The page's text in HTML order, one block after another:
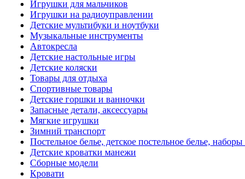
Игрушки для мальчиков
Игрушки на радиоуправлении
Детские мультибуки и ноутбуки
Музыкальные инструменты
Автокресла
Детские настольные игры
Детские коляски
Товары для отдыха
Спортивные товары
Детские горшки и ванночки
Запасные детали, аксессуары
Мягкие игрушки
Зимний транспорт
Постельное белье, детское постельное белье,
Детские кроватки манежи
Сборные модели
Кровати